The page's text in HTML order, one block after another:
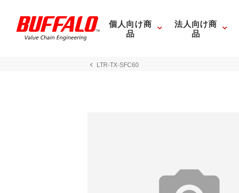
個人向け商
品
法人向け商
品
LTR-TX-SFC60